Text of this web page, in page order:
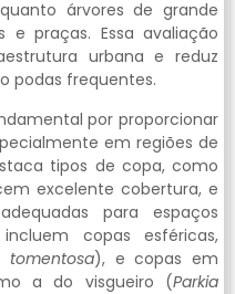
árvores de grande
e praças. Essa avaliação
urbana e reduz
podas frequentes.
por proporcionar
em regiões de
tipos de copa, como
excelente cobertura, e
para espaços
copas esféricas,
tomentosa), e copas em
a do visgueiro (Parkia